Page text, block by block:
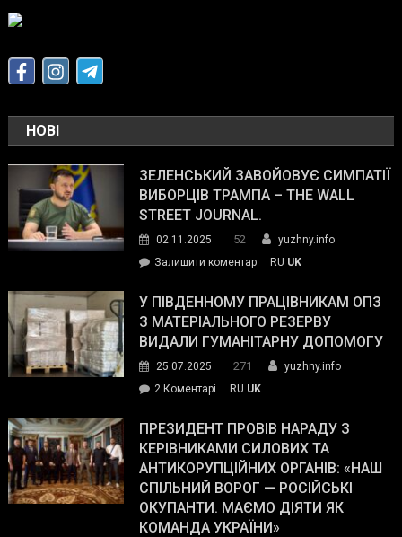
НОВІ
ЗЕЛЕНСЬКИЙ ЗАВОЙОВУЄ СИМПАТІЇ
ВИБОРЦІВ ТРАМПА – THE WALL
STREET JOURNAL.
02.11.2025 52
yuzhny.info
Залишити коментарon
завойовує
симпатії
виборців
The
Street
Journal.
RU UK
У ПІВДЕННОМУ ПРАЦІВНИКАМ ОПЗ
З МАТЕРІАЛЬНОГО РЕЗЕРВУ
ВИДАЛИ ГУМАНІТАРНУ ДОПОМОГУ
25.07.2025 271
yuzhny.info
2 Коментарі
Південному
працівникам
ОПЗ
з
матеріального
резерву
RU UK
ПРЕЗИДЕНТ ПРОВІВ НАРАДУ З
КЕРІВНИКАМИ СИЛОВИХ ТА
АНТИКОРУПЦІЙНИХ ОРГАНІВ: «НАШ
СПІЛЬНИЙ ВОРОГ — РОСІЙСЬКІ
ОКУПАНТИ. МАЄМО ДІЯТИ ЯК
КОМАНДА УКРАЇНИ»